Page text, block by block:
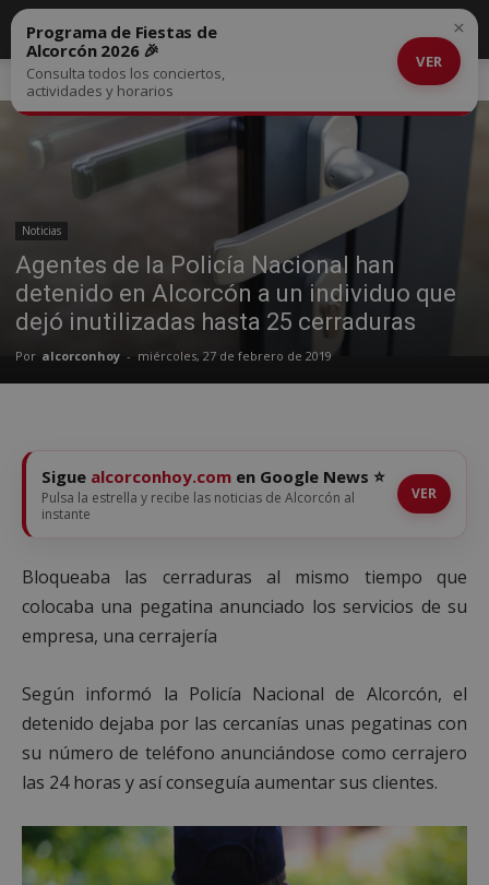
Inicio Noticias
Noticias
Agentes de la Policía Nacional han
detenido en Alcorcón a un individuo que
dejó inutilizadas hasta 25 cerraduras
Por alcorconhoy - miércoles, 27 de febrero de 2019
Programa de Fiestas de
Alcorcón 2026 🎉
Consulta todos los conciertos,
actividades y horarios
VER
×
Sigue alcorconhoy.com en Google News ⭐
Pulsa la estrella y recibe las noticias de Alcorcón al
instante
VER
Bloqueaba las cerraduras al mismo tiempo que
colocaba una pegatina anunciado los servicios de su
empresa, una cerrajería
Según informó la Policía Nacional de Alcorcón, el
detenido dejaba por las cercanías unas pegatinas con
su número de teléfono anunciándose como cerrajero
las 24 horas y así conseguía aumentar sus clientes.